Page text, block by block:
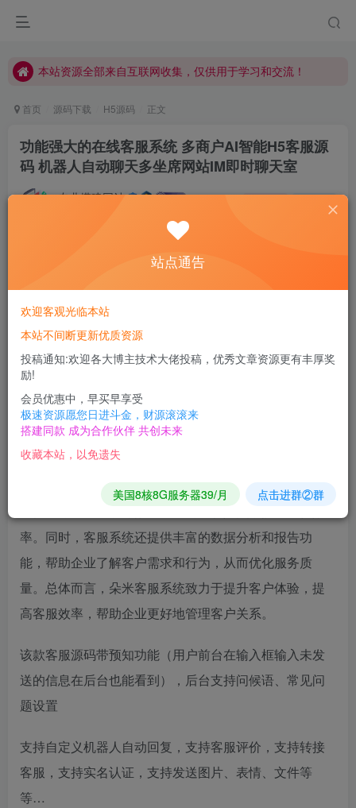
本站资源全部来自互联网收集，仅供用于学习和交流！
首页 源码下载 H5源码 正文
功能强大的在线客服系统 多商户AI智能H5客服源
码 机器人自动聊天多坐席网站IM即时聊天室
专业搭建网站 私信
源码简介：
在线客服系统是一款全功能的客户服务解决方案，提供
多渠道支持（如在线聊天、邮件、电话等），帮助企业
建立与客户的实时互动。该系统具有智能分流功能，可
以快速将客户请求分配给适当的客服人员，提高工作效
率。同时，客服系统还提供丰富的数据分析和报告功
能，帮助企业了解客户需求和行为，从而优化服务质
量。总体而言，朵米客服系统致力于提升客户体验，提
高客服效率，帮助企业更好地管理客户关系。
该款客服源码带预知功能（用户前台在输入框输入未发
送的信息在后台也能看到），后台支持问候语、常见问
题设置
支持自定义机器人自动回复，支持客服评价，支持转接
客服，支持实名认证，支持发送图片、表情、文件等
等…
站点通告
欢迎客观光临本站
本站不间断更新优质资源
投稿通知:欢迎各大博主技术大佬投稿，优秀文章资源更有丰厚奖
励!
会员优惠中，早买早享受
极速资源愿您日进斗金，财源滚滚来
搭建同款 成为合作伙伴 共创未来
收藏本站，以免遗失
美国8核8G服务器39/月 点击进群②群